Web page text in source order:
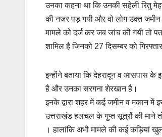
उनका कहना था कि उनकी सहेली रितु
की नजर पड़ गयी और वो लोग उक्त
मामले को दर्ज कर जब जांच की गयी तो
शामिल है जिनको 27 दिसम्बर को
इन्होंने बताया कि देहरादून व आसपास के
है और उनका सरगना शेरखान है।
इनके द्वारा शहर में कई जमीन व मकान में
उत्तराखंड हलचल के गुप्त सूत्रों की माने
। हालांकि अभी मामले की कई कड़ियां